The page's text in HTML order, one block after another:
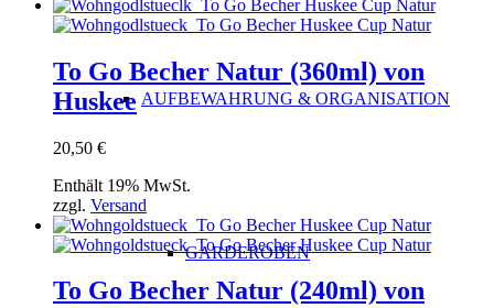
AUFBEWAHRUNG & ORGANISATION
GARDEROBEN
To Go Becher Natur (360ml) von
Huskee
20,50 €
Enthält 19% MwSt.
zzgl. Versand
To Go Becher Natur (240ml) von